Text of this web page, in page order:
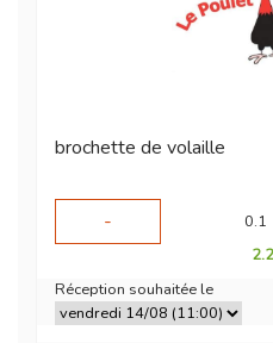
brochette de volaille
-
0.1
2.2
Réception souhaitée le